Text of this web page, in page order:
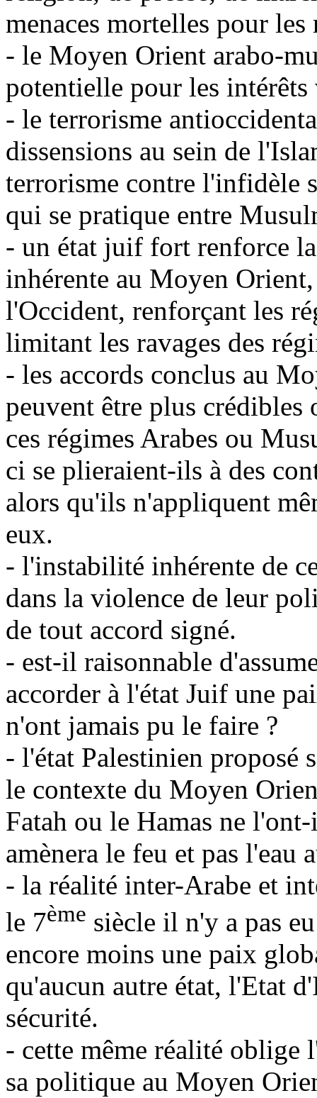
menaces mortelles pour les
- le Moyen Orient arabo-
potentielle pour les
- le terrorisme
dissensions au sein de
terrorisme contre l'infidèle
qui se pratique entre
- un état juif fort renforce
inhérente au Moyen
l'Occident, renforçant les
limitant les ravages des
- les accords conclus au
peuvent être plus crédibles
ces régimes Arabes ou
ci se plieraient-ils à des
alors qu'ils n'appliquent
eux.
- l'instabilité inhérente de
dans la violence de leur
de tout accord signé.
- est-il raisonnable
accorder à l'état Juif une
n'ont jamais pu le faire ?
- l'état Palestinien proposé
le contexte du Moyen
Fatah ou le Hamas ne
amènera le feu et pas
- la réalité inter-Arabe et
le 7ème siècle il n'y a pas
encore moins une paix
qu'aucun autre état, l'Etat
sécurité.
- cette même réalité
sa politique au Moyen